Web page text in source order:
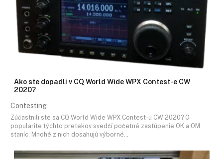
Ako ste dopadli v CQ World Wide WPX Contest-e CW
2020?
Contesting
Zúčastnili ste sa CQ World Wide WPX Contest-u CW 2020? O
popularite týchto pretekov svedčí početné zastúpenie OK a OM
staníc. Mnohé z nich dosahujú výborné…